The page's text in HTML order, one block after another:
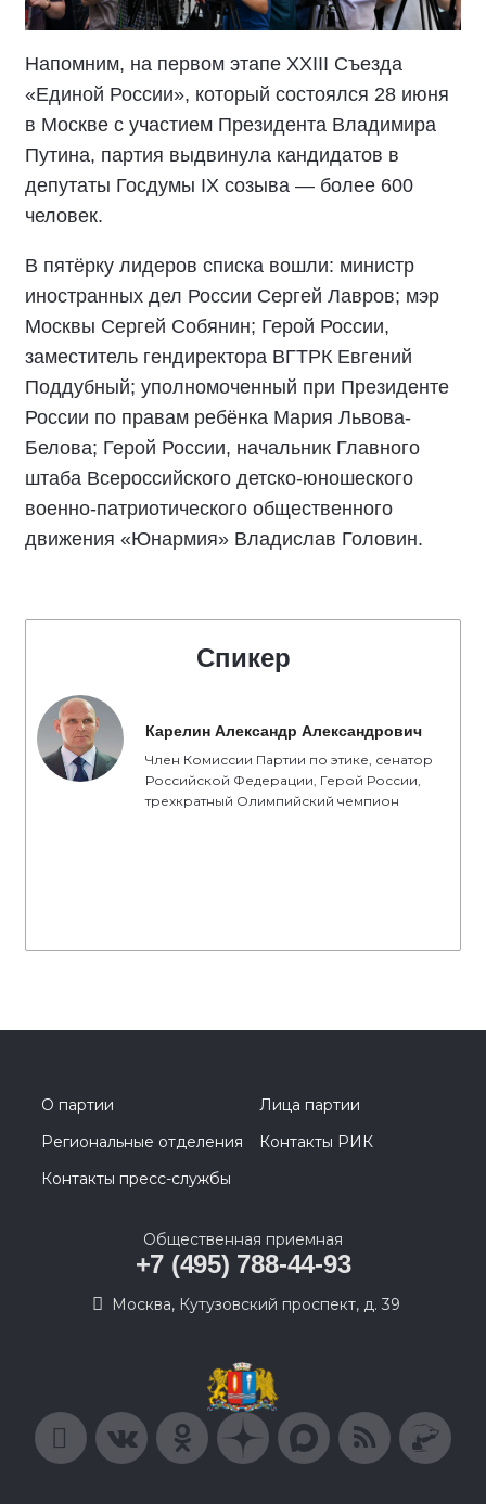
Напомним, на первом этапе XXIII Съезда
«Единой России», который состоялся 28 июня
в Москве с участием Президента Владимира
Путина, партия выдвинула кандидатов в
депутаты Госдумы IX созыва — более 600
человек.
В пятёрку лидеров списка вошли: министр
иностранных дел России Сергей Лавров; мэр
Москвы Сергей Собянин; Герой России,
заместитель гендиректора ВГТРК Евгений
Поддубный; уполномоченный при Президенте
России по правам ребёнка Мария Львова-
Белова; Герой России, начальник Главного
штаба Всероссийского детско-юношеского
военно-патриотического общественного
движения «Юнармия» Владислав Головин.
Спикер
Карелин Александр Александрович
Член Комиссии Партии по этике, сенатор
Российской Федерации, Герой России,
трехкратный Олимпийский чемпион
О партии
Лица партии
Региональные отделения
Контакты РИК
Контакты пресс-службы
Общественная приемная
+7 (495) 788-44-93
Москва, Кутузовский проспект, д. 39